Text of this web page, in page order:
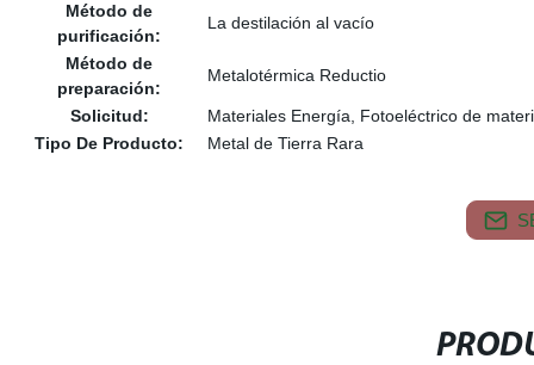
Método de
purificación:
La destilación al vacío
Método de
preparación:
Metalotérmica Reductio
Solicitud:
Materiales Energía, Fotoeléctrico de
Tipo De Producto:
Metal de Tierra Rara